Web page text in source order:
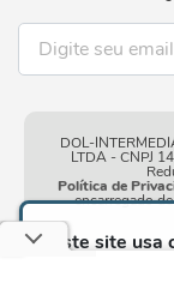
Este site
acordo com
DOL-
LTDA - CNPJ
Política de
encarregado